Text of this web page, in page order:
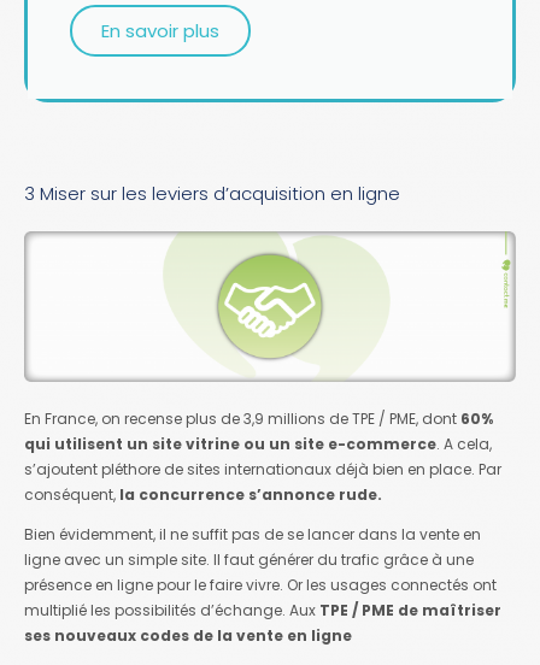
En savoir plus
3 Miser sur les leviers d’acquisition en ligne
En France, on recense plus de 3,9 millions de TPE / PME, dont 60%
qui utilisent un site vitrine ou un site e-commerce. A cela,
s’ajoutent pléthore de sites internationaux déjà bien en place. Par
conséquent, la concurrence s’annonce rude.
Bien évidemment, il ne suffit pas de se lancer dans la vente en
ligne avec un simple site. Il faut générer du trafic grâce à une
présence en ligne pour le faire vivre. Or les usages connectés ont
multiplié les possibilités d’échange. Aux TPE / PME de maîtriser
ses nouveaux codes de la vente en ligne